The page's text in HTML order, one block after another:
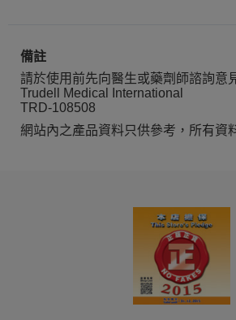
備註
請於使用前先向醫生或藥劑師諮詢意
Trudell Medical International
TRD-108508
網站內之產品資料只供參考，所有資